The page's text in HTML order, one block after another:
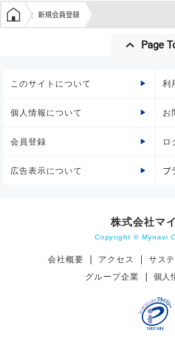
学生の窓口トップ
新規会員登録
Page
このサイトについて 利
個人情報について お
会員登録 ロ
広告表示について プ
株式会社マ
Copyright © Mynavi
会社概要 アクセス サス
グループ企業
個人